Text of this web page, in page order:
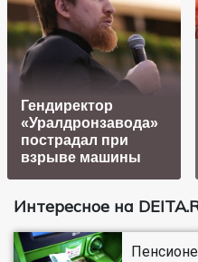
Гендиректор
«Уралдронзавода»
пострадал при
взрыве машины
Интересное на